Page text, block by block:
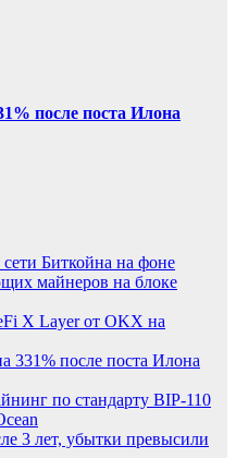
после поста Илона
Биткойна на фоне
майнеров на блоке
X Layer от OKX на
331% после поста Илона
по стандарту BIP-110
3 лет, убытки превысили